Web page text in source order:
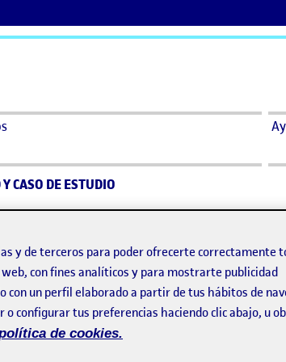
CASO DE ESTUDIO
LA USABILIDAD Y CASO
DE LA USABILIDAD Y CASO DE ESTUDIO
y de terceros para poder ofrecerte correctamente
con fines analíticos y para mostrarte publicidad
con un perfil elaborado a partir de tus hábitos de
o configurar tus preferencias haciendo clic abajo, u
de cookies.